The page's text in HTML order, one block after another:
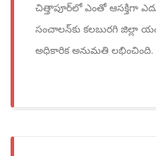
చిత్తాపూర్‌లో ఎంతో ఆసక్తిగా
సంచాలన్‌కు కలబురగి జిల్లా
అధికారిక అనుమతి లభించింది.